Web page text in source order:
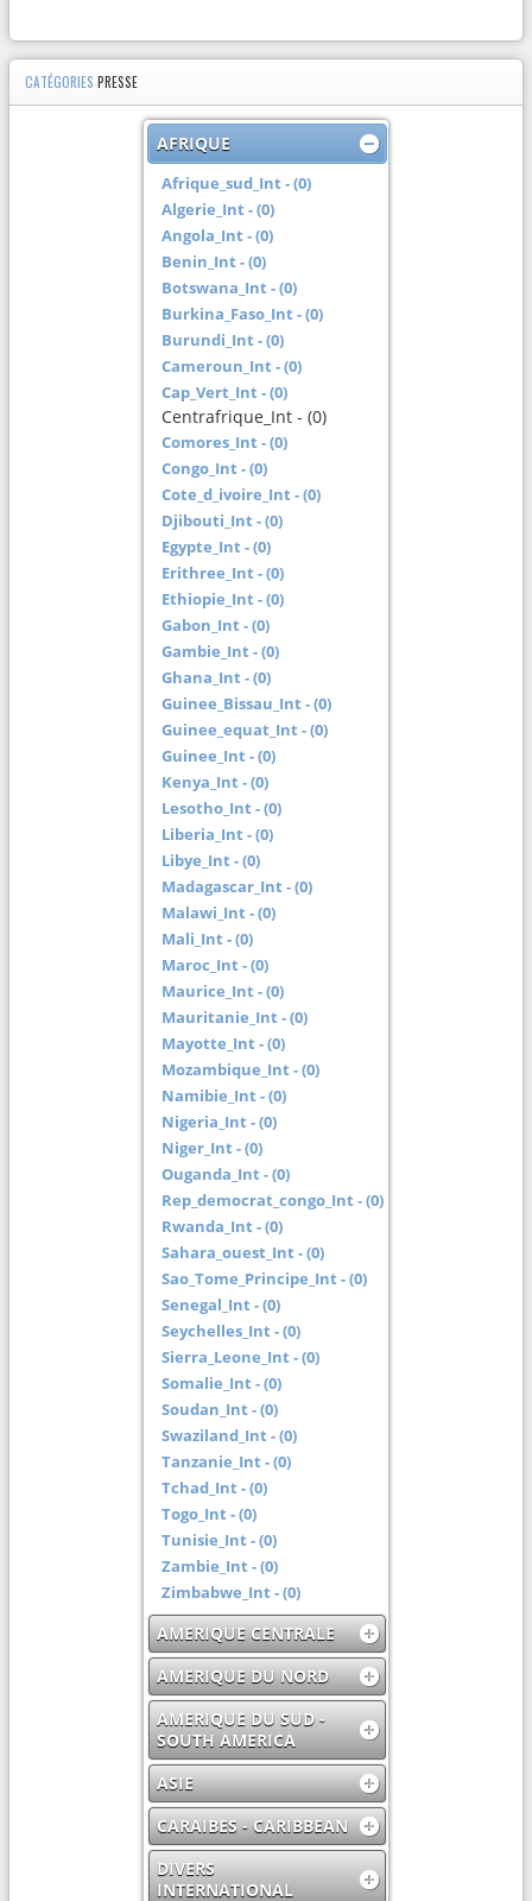
CATÉGORIES PRESSE
AFRIQUE
Afrique_sud_Int - (0)
Algerie_Int - (0)
Angola_Int - (0)
Benin_Int - (0)
Botswana_Int - (0)
Burkina_Faso_Int - (0)
Burundi_Int - (0)
Cameroun_Int - (0)
Cap_Vert_Int - (0)
Centrafrique_Int - (0)
Comores_Int - (0)
Congo_Int - (0)
Cote_d_ivoire_Int - (0)
Djibouti_Int - (0)
Egypte_Int - (0)
Erithree_Int - (0)
Ethiopie_Int - (0)
Gabon_Int - (0)
Gambie_Int - (0)
Ghana_Int - (0)
Guinee_Bissau_Int - (0)
Guinee_equat_Int - (0)
Guinee_Int - (0)
Kenya_Int - (0)
Lesotho_Int - (0)
Liberia_Int - (0)
Libye_Int - (0)
Madagascar_Int - (0)
Malawi_Int - (0)
Mali_Int - (0)
Maroc_Int - (0)
Maurice_Int - (0)
Mauritanie_Int - (0)
Mayotte_Int - (0)
Mozambique_Int - (0)
Namibie_Int - (0)
Nigeria_Int - (0)
Niger_Int - (0)
Ouganda_Int - (0)
Rep_democrat_congo_Int - (0)
Rwanda_Int - (0)
Sahara_ouest_Int - (0)
Sao_Tome_Principe_Int - (0)
Senegal_Int - (0)
Seychelles_Int - (0)
Sierra_Leone_Int - (0)
Somalie_Int - (0)
Soudan_Int - (0)
Swaziland_Int - (0)
Tanzanie_Int - (0)
Tchad_Int - (0)
Togo_Int - (0)
Tunisie_Int - (0)
Zambie_Int - (0)
Zimbabwe_Int - (0)
AMERIQUE CENTRALE
AMERIQUE DU NORD
AMERIQUE DU SUD -
SOUTH AMERICA
ASIE
CARAIBES - CARIBBEAN
DIVERS
INTERNATIONAL